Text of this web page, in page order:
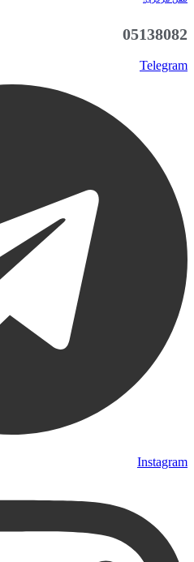
05138082
Telegram
Instagram